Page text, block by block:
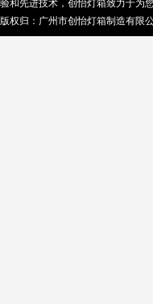
验和先进技术，创怡灯箱致力于为
版权归：广州市创怡灯箱制造有限